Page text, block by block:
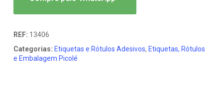
REF: 13406
Categorias: Etiquetas e Rótulos Adesivos, Etiquetas, Rótulos
e Embalagem Picolé